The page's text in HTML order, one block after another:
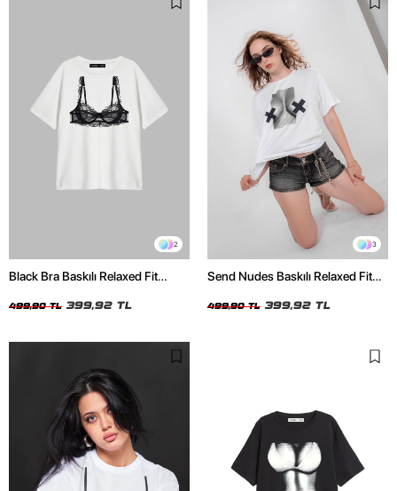
2
Black Bra Baskılı Relaxed Fit
499,90 TL 399,92 TL
3
Send Nudes Baskılı Relaxed Fit
499,90 TL 399,92 TL